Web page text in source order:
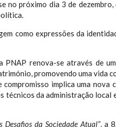
no próximo dia 3 de
como expressões da
PNAP renova-se através de
promovendo uma vida
implica uma nova
técnicos da administração
da Sociedade Atual”, a